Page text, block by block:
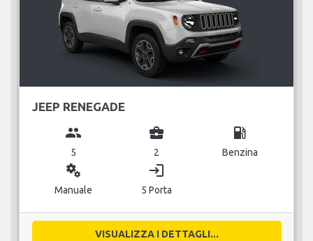
JEEP RENEGADE
group
5
business_center
2
local_gas_station
Benzina
miscellaneous_services
Manuale
login
5 Porta
VISUALIZZA I DETTAGLI...